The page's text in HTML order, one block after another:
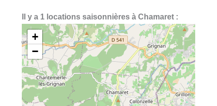
Il y a 1 locations saisonnières à Chamaret :
+
−